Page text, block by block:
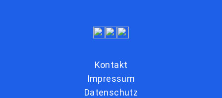
Kontakt
Impressum
Datenschutz